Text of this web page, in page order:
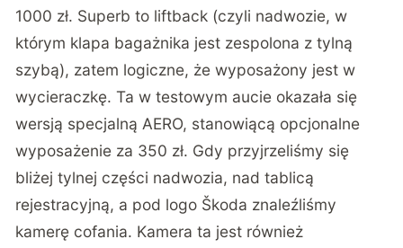
1000 zł. Superb to liftback (czyli nadwozie, w
którym klapa bagażnika jest zespolona z tylną
szybą), zatem logiczne, że wyposażony jest w
wycieraczkę. Ta w testowym aucie okazała się
wersją specjalną AERO, stanowiącą opcjonalne
wyposażenie za 350 zł. Gdy przyjrzeliśmy się
bliżej tylnej części nadwozia, nad tablicą
rejestracyjną, a pod logo Škoda znaleźliśmy
kamerę cofania. Kamera ta jest również